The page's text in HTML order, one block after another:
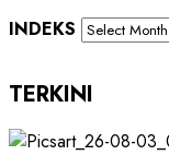
INDEKS
TERKINI